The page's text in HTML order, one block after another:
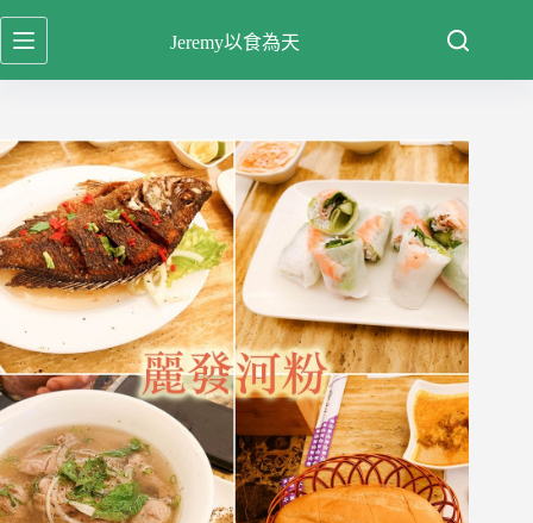
跳
至
容
Jeremy以食為天